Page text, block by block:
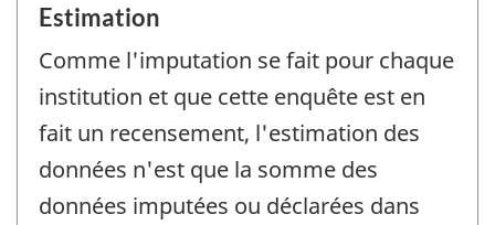
Estimation
Comme l'imputation se fait pour chaque
institution et que cette enquête est en
fait un recensement, l'estimation des
données n'est que la somme des
données imputées ou déclarées dans